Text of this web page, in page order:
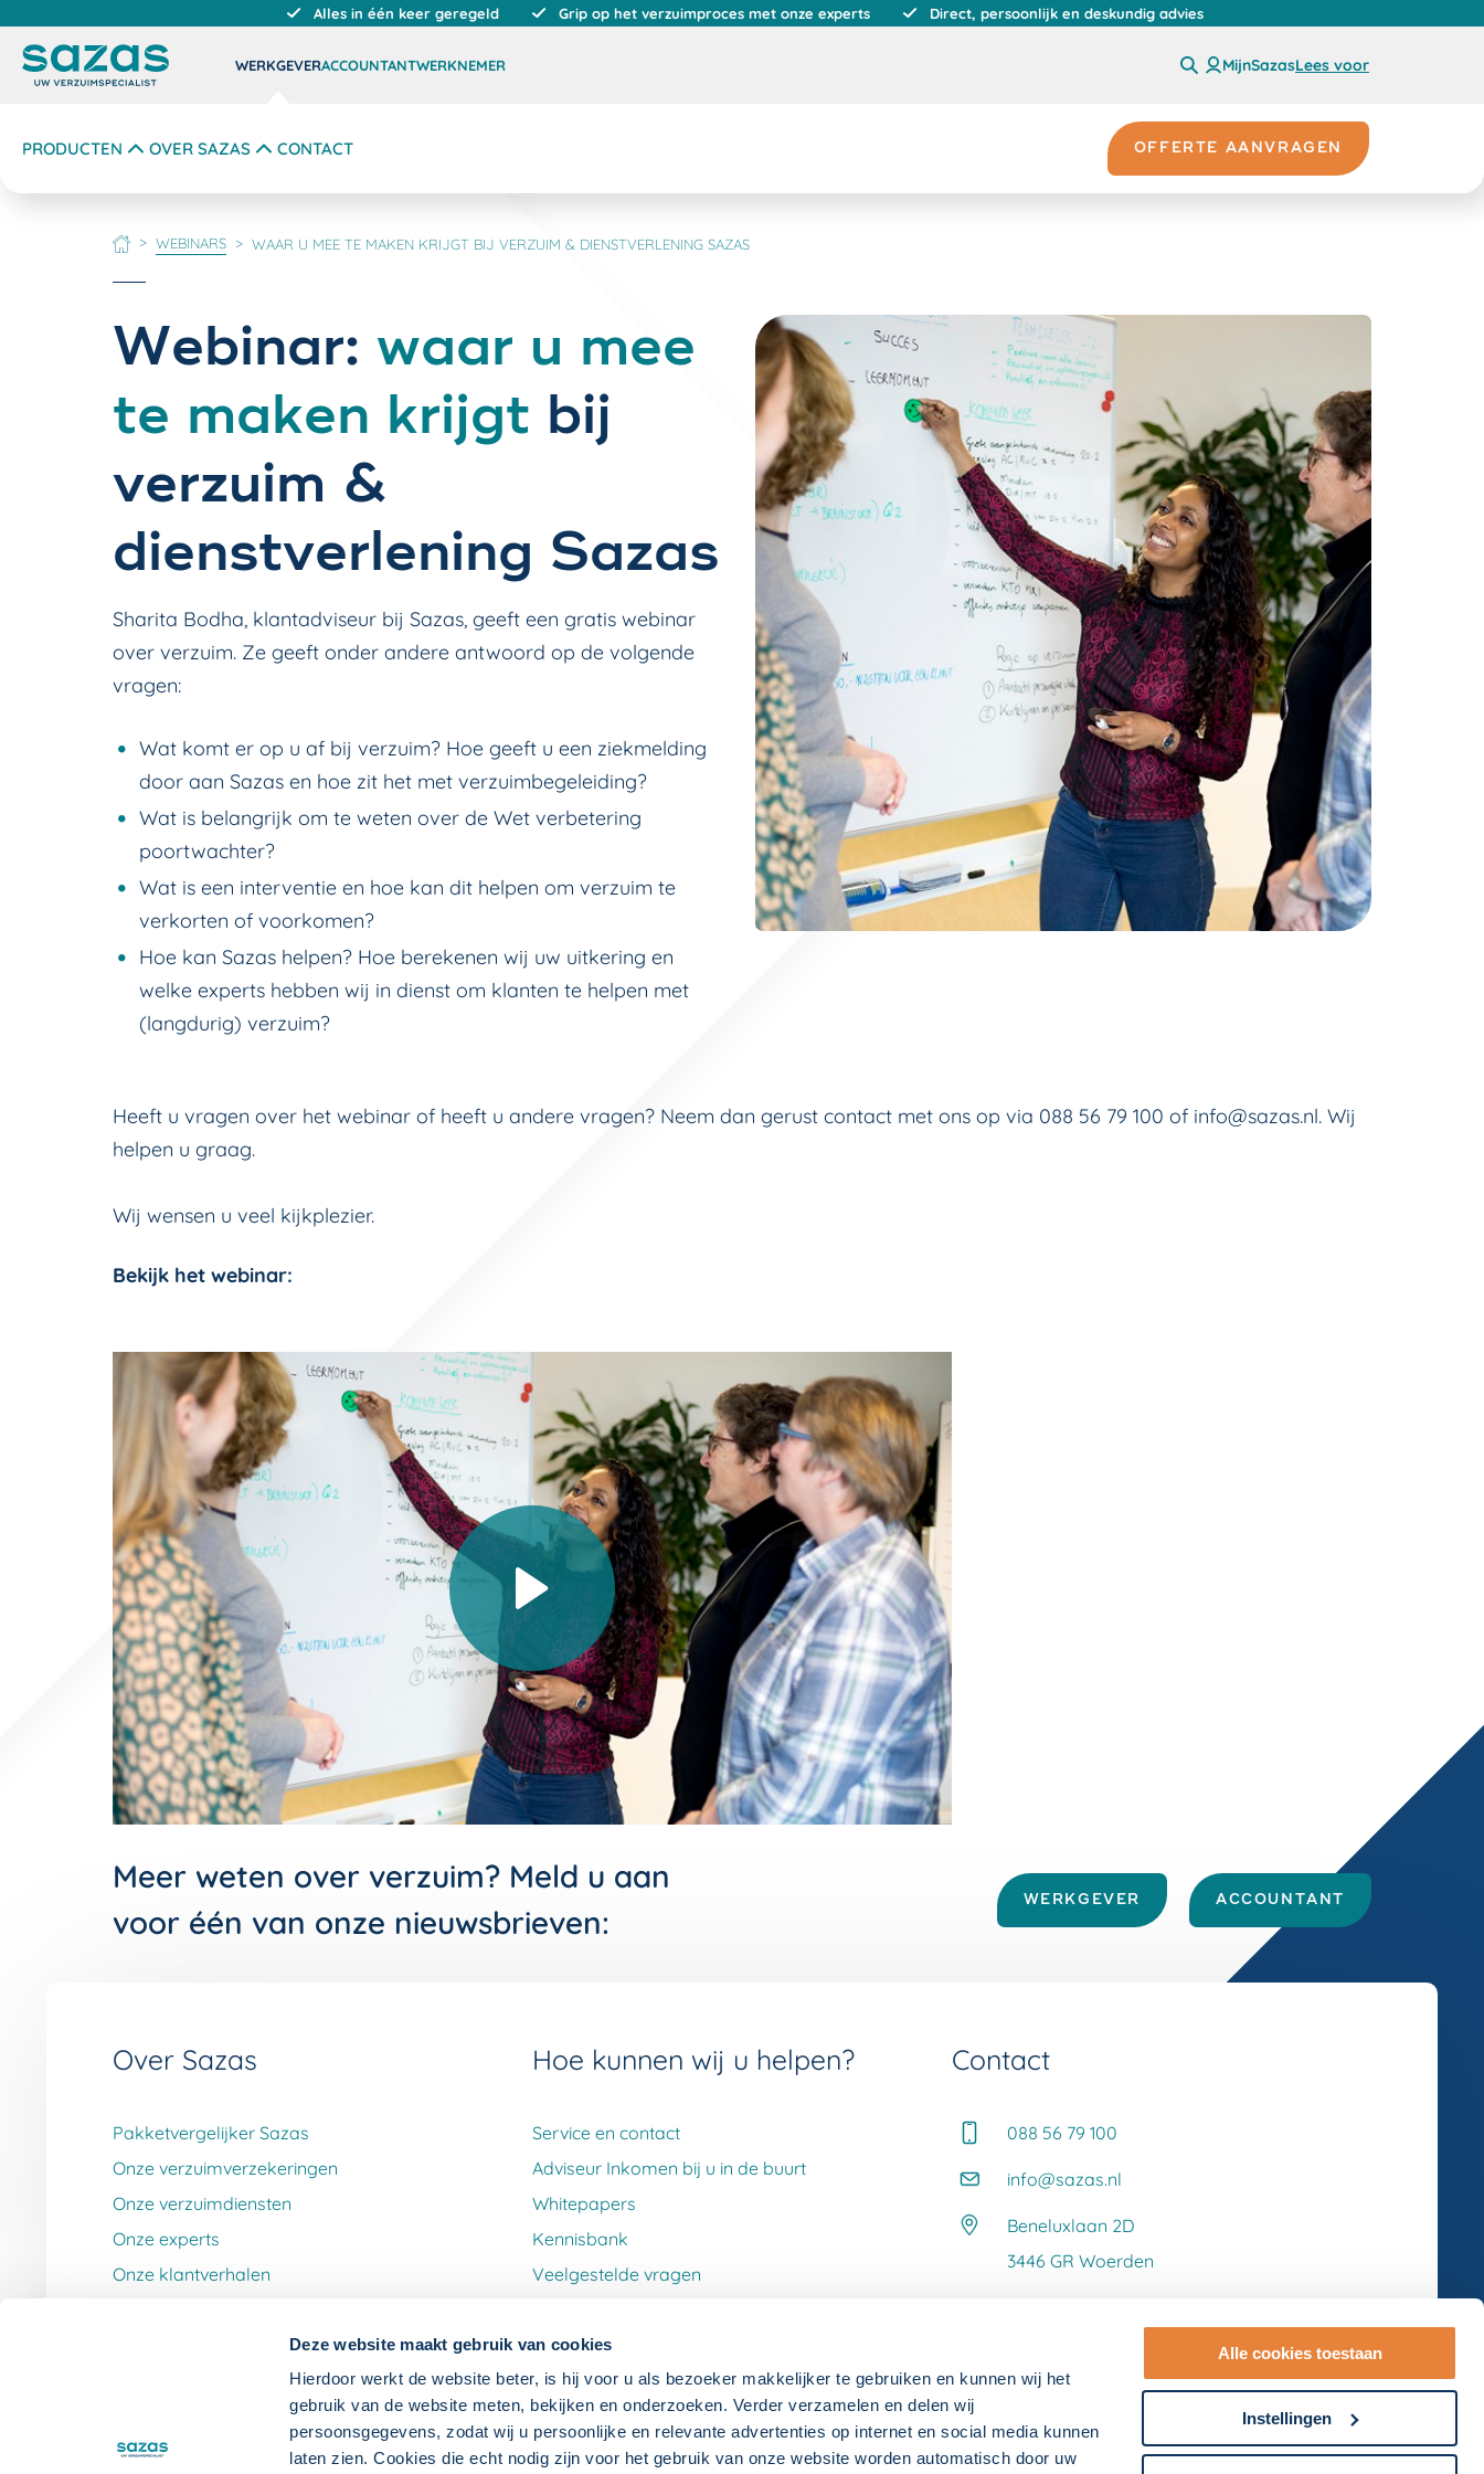
Deze website maakt gebruik van cookies
Hierdoor werkt de website beter, is hij voor u als bezoeker makkelijker te gebruiken en kunnen wij het
gebruik van de website meten, bekijken en onderzoeken. Verder verzamelen en delen wij
persoonsgegevens, zodat wij u persoonlijke en relevante advertenties op internet en social media kunnen
laten zien. Cookies die echt nodig zijn voor het gebruik van onze website worden automatisch door uw
Alle cookies toestaan
Instellingen
Alles in één keer geregeld Grip op het verzuimproces met onze experts Direct, persoonlijk en deskundig advies
WERKGEVERACCOUNTANTWERKNEMER MijnSazasLees voor
PRODUCTEN OVER SAZAS CONTACT OFFERTE AANVRAGEN
HOME WEBINARS WAAR U MEE TE MAKEN KRIJGT BIJ VERZUIM & DIENSTVERLENING SAZAS
Webinar: waar u mee
te maken krijgt bij
verzuim &
dienstverlening Sazas
Sharita Bodha, klantadviseur bij Sazas, geeft een gratis webinar
over verzuim. Ze geeft onder andere antwoord op de volgende
vragen:
Wat komt er op u af bij verzuim? Hoe geeft u een ziekmelding
door aan Sazas en hoe zit het met verzuimbegeleiding?
Wat is belangrijk om te weten over de Wet verbetering
poortwachter?
Wat is een interventie en hoe kan dit helpen om verzuim te
verkorten of voorkomen?
Hoe kan Sazas helpen? Hoe berekenen wij uw uitkering en
welke experts hebben wij in dienst om klanten te helpen met
(langdurig) verzuim?
Heeft u vragen over het webinar of heeft u andere vragen? Neem dan gerust contact met ons op via 088 56 79 100 of info@sazas.nl. Wij
helpen u graag.
Wij wensen u veel kijkplezier.
Bekijk het webinar:
Video afspelen
Meer weten over verzuim? Meld u aan
voor één van onze nieuwsbrieven:
WERKGEVER ACCOUNTANT
Over Sazas
Pakketvergelijker Sazas
Onze verzuimverzekeringen
Onze verzuimdiensten
Onze experts
Onze klantverhalen
Hoe kunnen wij u helpen?
Service en contact
Adviseur Inkomen bij u in de buurt
Whitepapers
Kennisbank
Veelgestelde vragen
Contact
088 56 79 100
info@sazas.nl
Beneluxlaan 2D
3446 GR Woerden